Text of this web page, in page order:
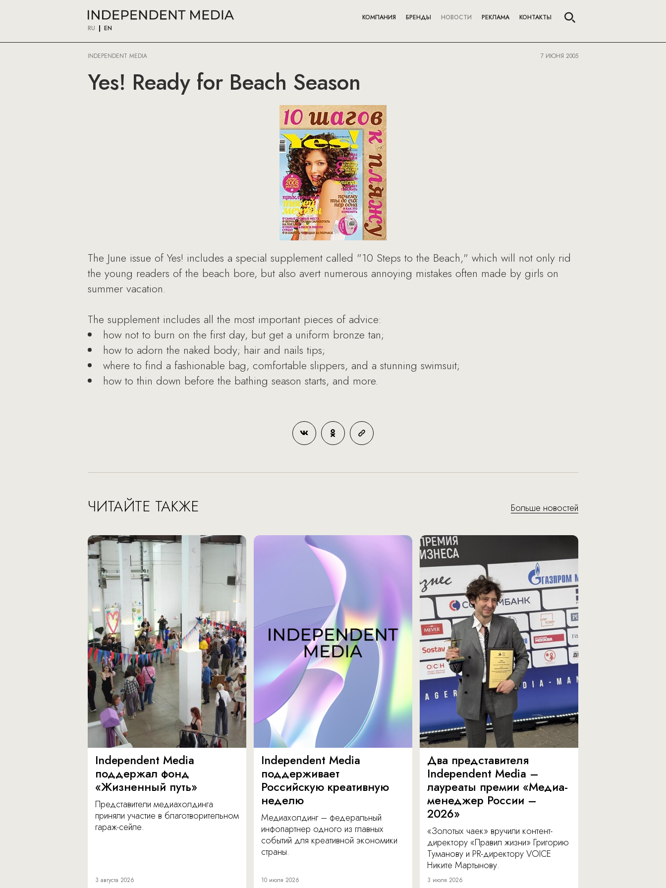
RU EN
КОМПАНИЯ БРЕНДЫ НОВОСТИ РЕКЛАМА КОНТАКТЫ
INDEPENDENT MEDIA 7 ИЮНЯ 2005
Yes! Ready for Beach Season
The June issue of Yes! includes a special supplement called "10 Steps to the Beach," which will not only rid
the young readers of the beach bore, but also avert numerous annoying mistakes often made by girls on
summer vacation.
The supplement includes all the most important pieces of advice:
how not to burn on the first day, but get a uniform bronze tan;
how to adorn the naked body; hair and nails tips;
where to find a fashionable bag, comfortable slippers, and a stunning swimsuit;
how to thin down before the bathing season starts, and more.
ЧИТАЙТЕ ТАКЖЕ Больше новостей
Independent Media
поддержал фонд
«Жизненный путь»
Представители медиахолдинга
приняли участие в благотворительном
гараж-сейле.
3 августа 2026
Independent Media
поддерживает
Российскую креативную
неделю
Медиахолдинг – федеральный
инфопартнер одного из главных
событий для креативной экономики
страны.
10 июля 2026
Два представителя
Independent Media –
лауреаты премии «Медиа-
менеджер России –
2026»
«Золотых чаек» вручили контент-
директору «Правил жизни» Григорию
Туманову и PR-директору VOICE
Никите Мартынову.
3 июля 2026